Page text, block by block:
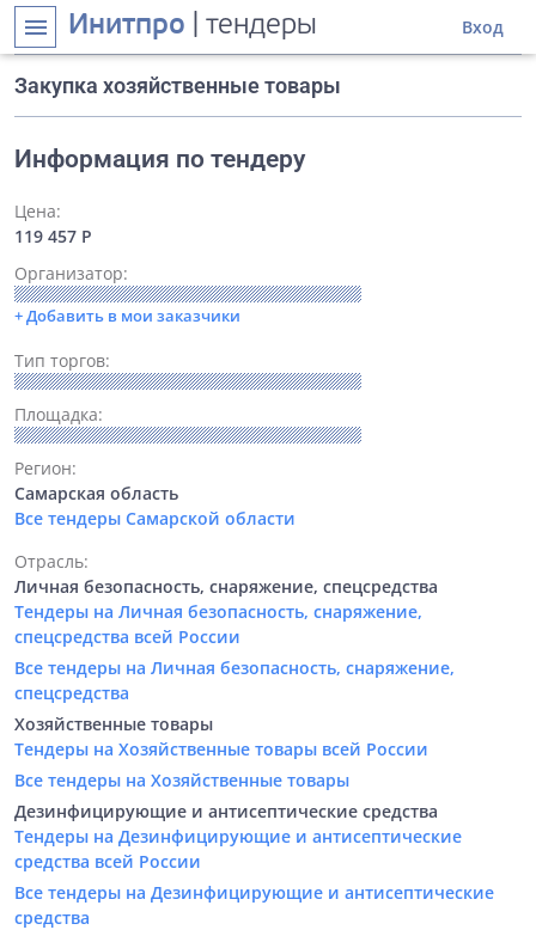
menu Инитпро | тендеры Вход
Закупка хозяйственные товары
Информация по тендеру
Цена:
119 457 Р
Организатор:
+ Добавить в мои заказчики
Тип торгов:
Площадка:
Регион:
Самарская область
Все тендеры Самарской области
Отрасль:
Личная безопасность, снаряжение, спецсредства
Тендеры на Личная безопасность, снаряжение,
спецсредства всей России
Все тендеры на Личная безопасность, снаряжение,
спецсредства
Хозяйственные товары
Тендеры на Хозяйственные товары всей России
Все тендеры на Хозяйственные товары
Дезинфицирующие и антисептические средства
Тендеры на Дезинфицирующие и антисептические
средства всей России
Все тендеры на Дезинфицирующие и антисептические
средства